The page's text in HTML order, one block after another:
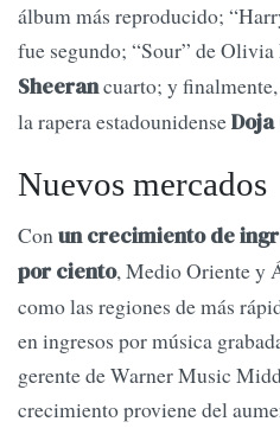
álbum más reproducido;
fue segundo; “Sour” de
Sheerancuarto; y
la rapera estadounidenseDoja
Nuevos mercados
Conun crecimiento de
por ciento, Medio Oriente y
como las regiones de más
en ingresos por música
gerente de Warner Music
crecimiento proviene del